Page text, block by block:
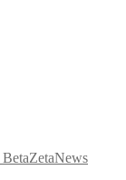
BetaZetaNews